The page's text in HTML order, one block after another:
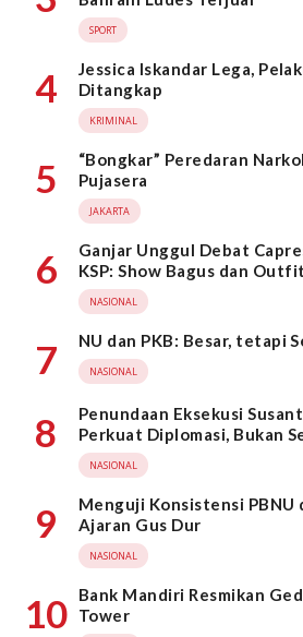
SPORT
4
Jessica Iskandar Lega,
Ditangkap
KRIMINAL
5
“Bongkar” Peredaran
Pujasera
JAKARTA
6
Ganjar Unggul Debat
KSP: Show Bagus dan
NASIONAL
7 NU dan PKB: Besar, tetapi
NASIONAL
8
Penundaan Eksekusi
Perkuat Diplomasi, Bukan
NASIONAL
9
Menguji Konsistensi PBNU
Ajaran Gus Dur
NASIONAL
10
Bank Mandiri Resmikan
Tower